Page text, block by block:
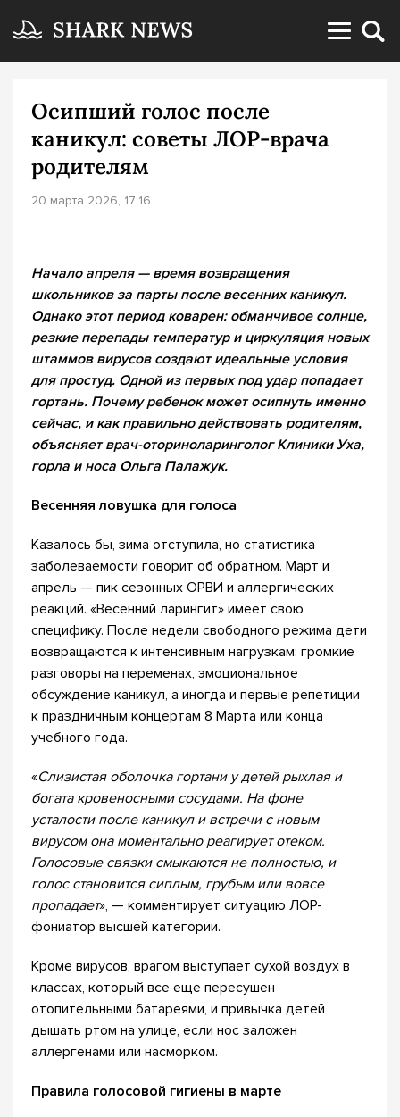
Осипший голос после
каникул: советы ЛОР-врача
родителям
20 марта 2026, 17:16
Начало апреля — время возвращения
школьников за парты после весенних каникул.
Однако этот период коварен: обманчивое солнце,
резкие перепады температур и циркуляция новых
штаммов вирусов создают идеальные условия
для простуд. Одной из первых под удар попадает
гортань. Почему ребенок может осипнуть именно
сейчас, и как правильно действовать родителям,
объясняет врач-оториноларинголог Клиники Уха,
горла и носа Ольга Палажук.
Весенняя ловушка для голоса
Казалось бы, зима отступила, но статистика
заболеваемости говорит об обратном. Март и
апрель — пик сезонных ОРВИ и аллергических
реакций. «Весенний ларингит» имеет свою
специфику. После недели свободного режима дети
возвращаются к интенсивным нагрузкам: громкие
разговоры на переменах, эмоциональное
обсуждение каникул, а иногда и первые репетиции
к праздничным концертам 8 Марта или конца
учебного года.
«Слизистая оболочка гортани у детей рыхлая и
богата кровеносными сосудами. На фоне
усталости после каникул и встречи с новым
вирусом она моментально реагирует отеком.
Голосовые связки смыкаются не полностью, и
голос становится сиплым, грубым или вовсе
пропадает», — комментирует ситуацию ЛОР-
фониатор высшей категории.
Кроме вирусов, врагом выступает сухой воздух в
классах, который все еще пересушен
отопительными батареями, и привычка детей
дышать ртом на улице, если нос заложен
аллергенами или насморком.
Правила голосовой гигиены в марте